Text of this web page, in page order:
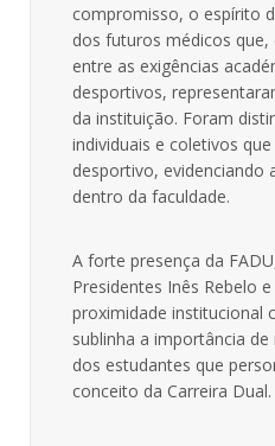
compromisso, o espírito
dos futuros médicos
entre as exigências
desportivos,
da instituição. Foram
individuais e coletivos
desportivo, evidenciando
dentro da faculdade.
A forte presença da
Presidentes Inês Rebelo
proximidade institucional
sublinha a importância
dos estudantes que
conceito da Carreira Dual.